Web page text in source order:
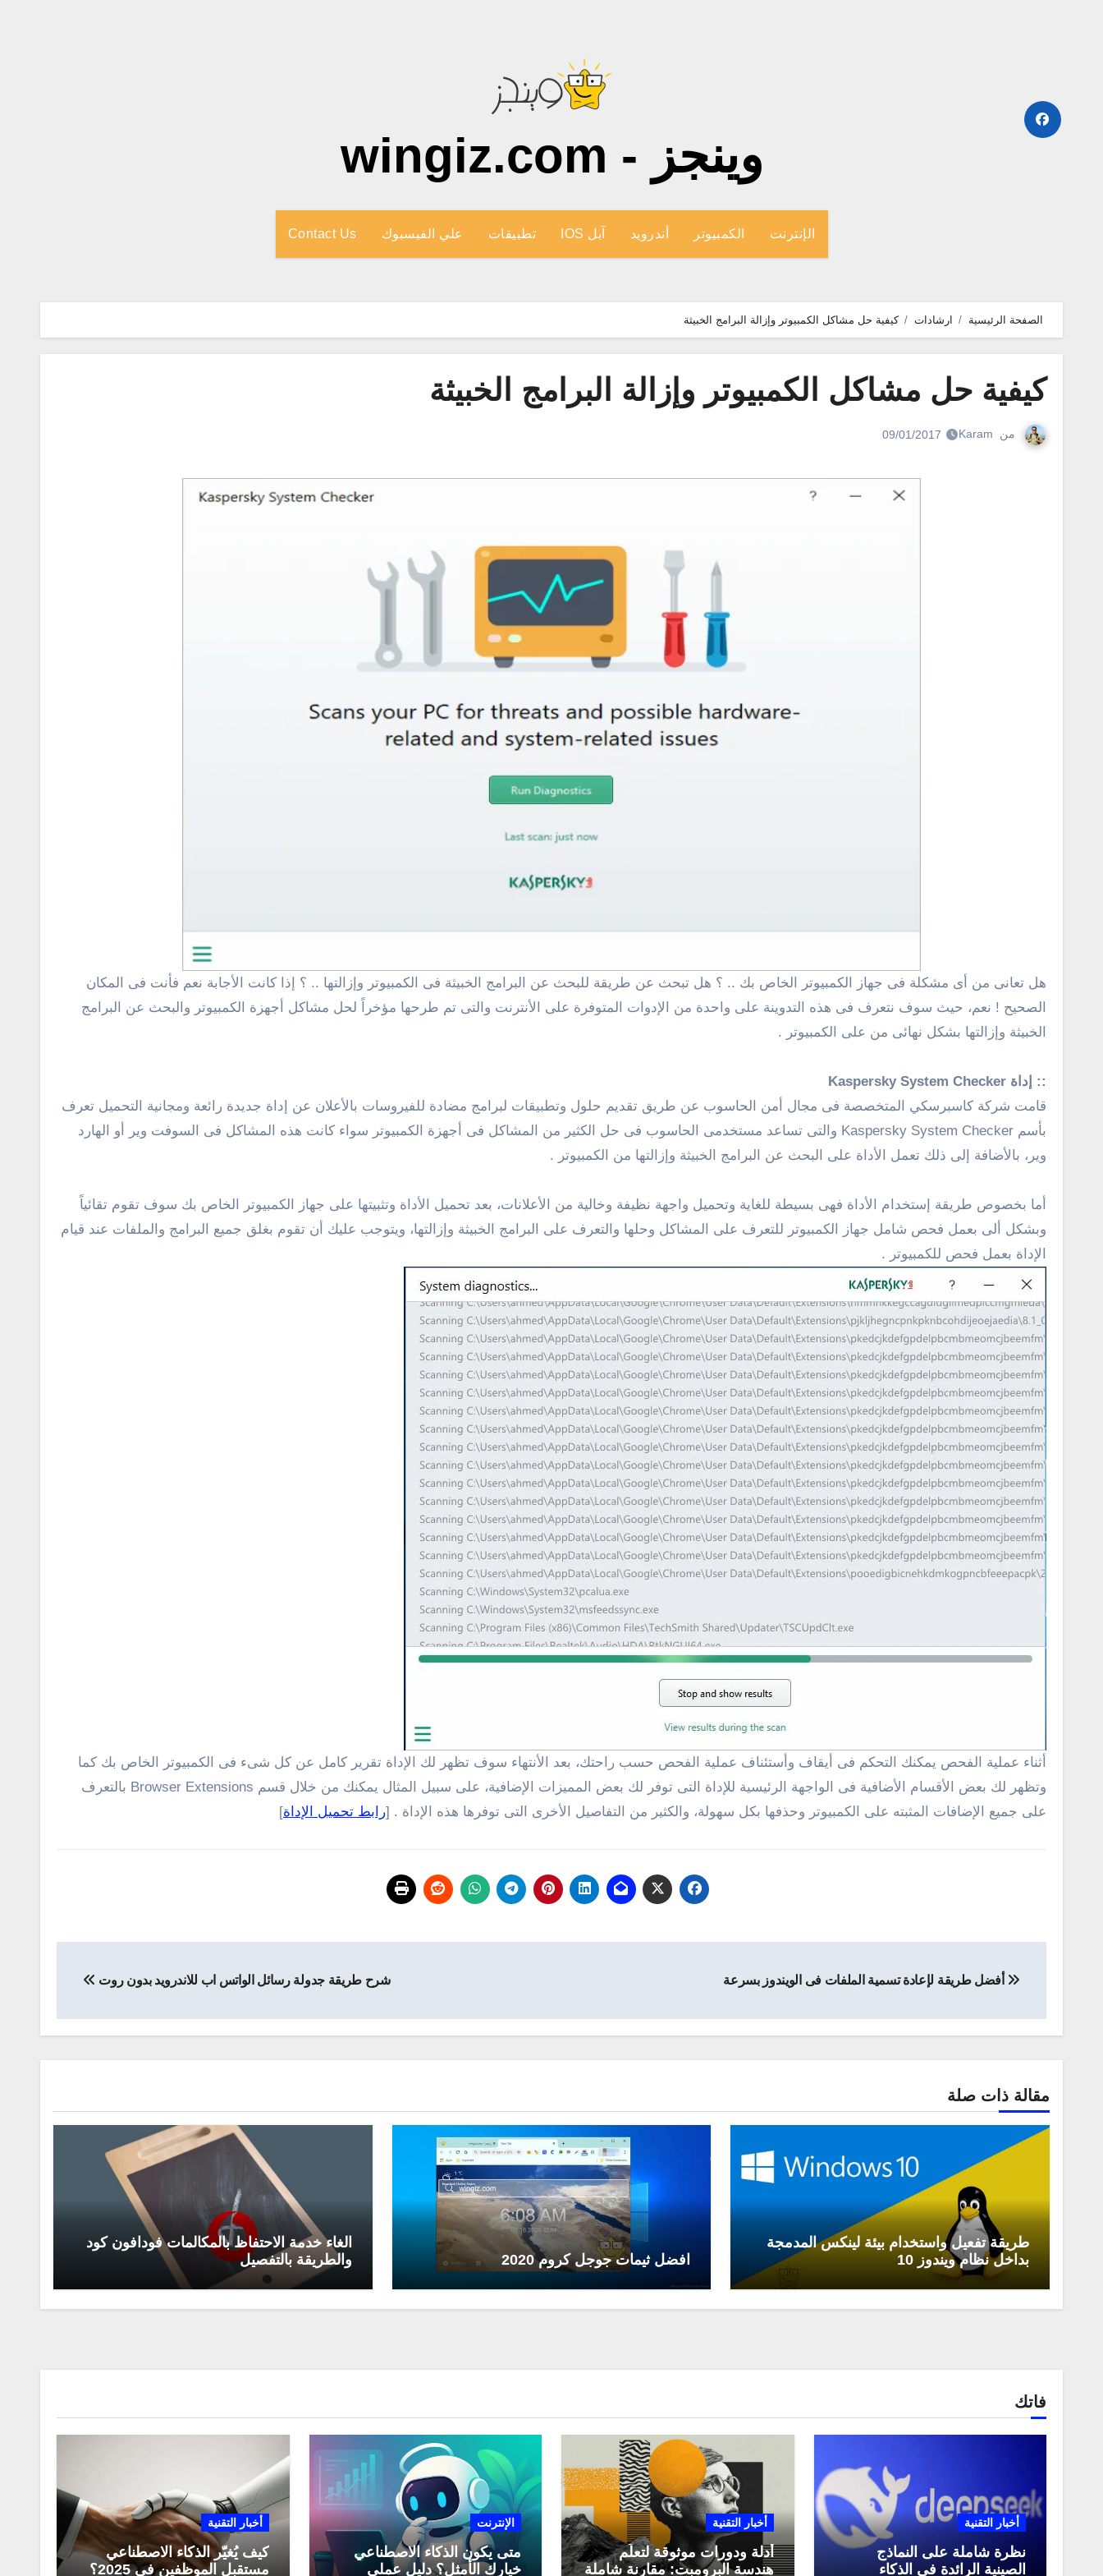
وينجز - wingiz.com
الإنترنت الكمبيوتر أندرويد آبل IOS تطبيقات علي الفيسبوك Contact Us
الصفحة الرئيسية ارشادات كيفية حل مشاكل الكمبيوتر وإزالة البرامج الخبيثة
كيفية حل مشاكل الكمبيوتر وإزالة البرامج الخبيثة
من Karam
09/01/2017
هل تعانى من أى مشكلة فى جهاز الكمبيوتر الخاص بك .. ؟ هل تبحث عن طريقة للبحث عن البرامج الخبيثة فى الكمبيوتر وإزالتها .. ؟ إذا كانت الأجابة نعم فأنت فى المكان
الصحيح ! نعم، حيث سوف نتعرف فى هذه التدوينة على واحدة من الإدوات المتوفرة على الأنترنت والتى تم طرحها مؤخراً لحل مشاكل أجهزة الكمبيوتر والبحث عن البرامج
الخبيثة وإزالتها بشكل نهائى من على الكمبيوتر .
:: إداة Kaspersky System Checker
قامت شركة كاسبرسكي المتخصصة فى مجال أمن الحاسوب عن طريق تقديم حلول وتطبيقات لبرامج مضادة للفيروسات بالأعلان عن إداة جديدة رائعة ومجانية التحميل تعرف
بأسم Kaspersky System Checker والتى تساعد مستخدمى الحاسوب فى حل الكثير من المشاكل فى أجهزة الكمبيوتر سواء كانت هذه المشاكل فى السوفت وير أو الهارد
وير، بالأضافة إلى ذلك تعمل الأداة على البحث عن البرامج الخبيثة وإزالتها من الكمبيوتر .
أما بخصوص طريقة إستخدام الأداة فهى بسيطة للغاية وتحميل واجهة نظيفة وخالية من الأعلانات، بعد تحميل الأداة وتثبيتها على جهاز الكمبيوتر الخاص بك سوف تقوم تقائياً
وبشكل ألى بعمل فحص شامل جهاز الكمبيوتر للتعرف على المشاكل وحلها والتعرف على البرامج الخبيثة وإزالتها، ويتوجب عليك أن تقوم بغلق جميع البرامج والملفات عند قيام
الإداة بعمل فحص للكمبيوتر .
أثناء عملية الفحص يمكنك التحكم فى أيقاف وأستئناف عملية الفحص حسب راحتك، بعد الأنتهاء سوف تظهر لك الإداة تقرير كامل عن كل شىء فى الكمبيوتر الخاص بك كما
وتظهر لك بعض الأقسام الأضافية فى الواجهة الرئيسية للإداة التى توفر لك بعض المميزات الإضافية، على سبيل المثال يمكنك من خلال قسم Browser Extensions بالتعرف
على جميع الإضافات المثبته على الكمبيوتر وحذفها بكل سهولة، والكثير من التفاصيل الأخرى التى توفرها هذه الإداة . [رابط تحميل الإداة]
المقالات
أفضل طريقة لإعادة تسمية الملفات فى الويندوز بسرعة شرح طريقة جدولة رسائل الواتس اب للاندرويد بدون روت
مقالة ذات صلة
طريقة تفعيل واستخدام بيئة لينكس المدمجة
بداخل نظام ويندوز 10
افضل ثيمات جوجل كروم 2020
الغاء خدمة الاحتفاظ بالمكالمات فودافون كود
والطريقة بالتفصيل
فاتك
أخبار التقنية
نظرة شاملة على النماذج
الصينية الرائدة في الذكاء
أخبار التقنية
أدلة ودورات موثوقة لتعلّم
هندسة البرومبت: مقارنة شاملة
الإنترنت
متى يكون الذكاء الاصطناعي
خيارك الأمثل؟ دليل عملي
أخبار التقنية
كيف يُغيّر الذكاء الاصطناعي
مستقبل الموظفين في 2025؟